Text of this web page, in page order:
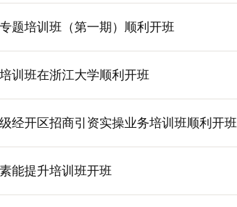
题培训班（第一期）顺利开班
训班在浙江大学顺利开班
经开区招商引资实操业务培训班顺利开班
能提升培训班开班